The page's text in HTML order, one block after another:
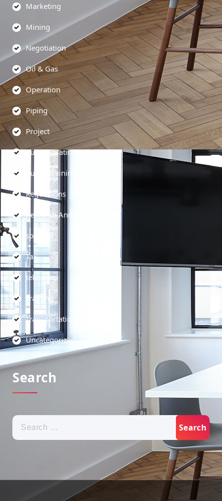
Marketing
Mining
Negotiation
Oil & Gas
Operation
Piping
Project
Public Relations
Public Training
Regulations
Research And Development
soft skill
Tax
teknologi
Training
Transportation
Uncategorized
Search
Search
for: